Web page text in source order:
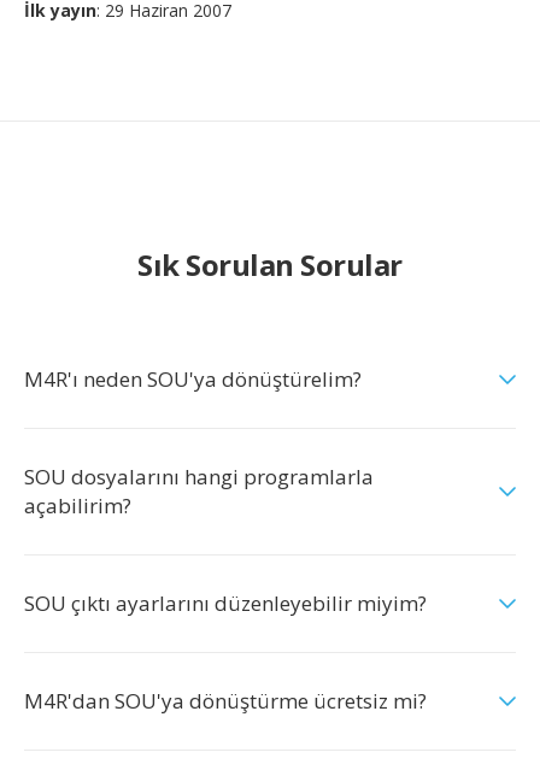
İlk yayın: 29 Haziran 2007
Sık Sorulan Sorular
M4R'ı neden SOU'ya dönüştürelim?
SOU dosyalarını hangi programlarla
açabilirim?
SOU çıktı ayarlarını düzenleyebilir miyim?
M4R'dan SOU'ya dönüştürme ücretsiz mi?